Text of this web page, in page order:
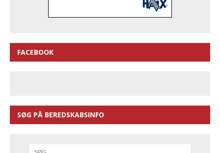
FACEBOOK
SØG PÅ BEREDSKABSINFO